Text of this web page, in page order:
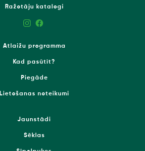
Ražotāju katalogi
Atlaižu programma
Kad pasūtīt?
Piegāde
Lietošanas noteikumi
Jaunstādi
Sēklas